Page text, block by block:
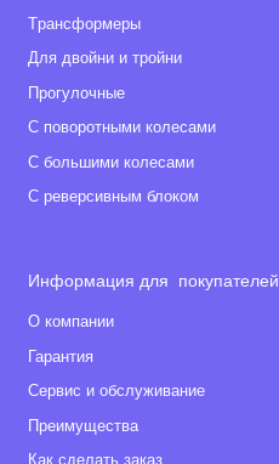
Tрансформеры
Для двойни и тройни
Прогулочные
С поворотными колесами
С большими колесами
С реверсивным блоком
Информация для покупателей
О компании
Гарантия
Сервис и обслуживание
Преимущества